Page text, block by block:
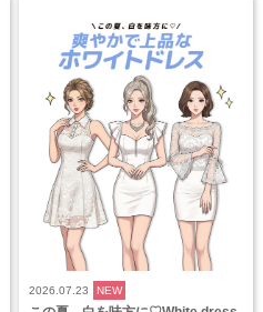
2026.07.23 NEW